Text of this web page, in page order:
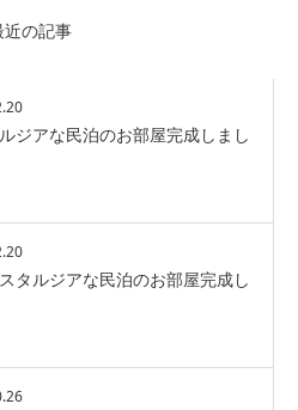
近の記事
ジアな民泊のお部屋完成しまし
タルジアな民泊のお部屋完成し